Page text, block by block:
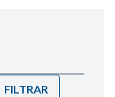
FILTRAR